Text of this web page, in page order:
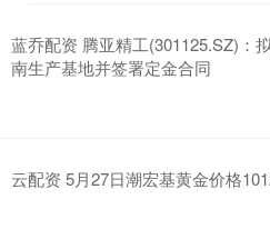
蓝乔配资 腾亚精工(301125.SZ)：
南生产基地并签署定金合同
云配资 5月27日潮宏基黄金价格